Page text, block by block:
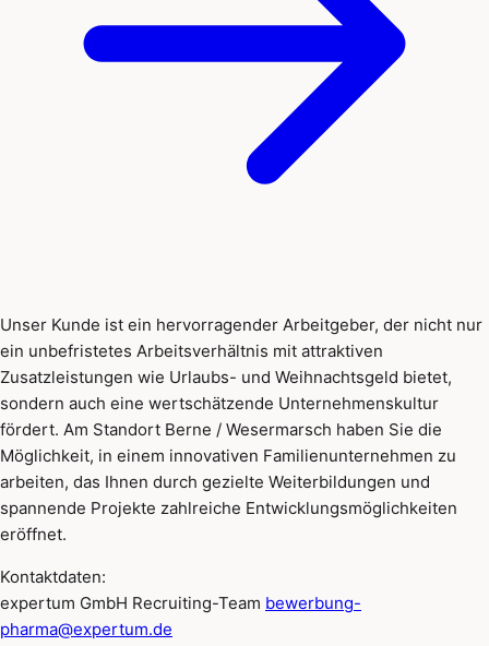
Unser Kunde ist ein hervorragender Arbeitgeber, der nicht nur
ein unbefristetes Arbeitsverhältnis mit attraktiven
Zusatzleistungen wie Urlaubs- und Weihnachtsgeld bietet,
sondern auch eine wertschätzende Unternehmenskultur
fördert. Am Standort Berne / Wesermarsch haben Sie die
Möglichkeit, in einem innovativen Familienunternehmen zu
arbeiten, das Ihnen durch gezielte Weiterbildungen und
spannende Projekte zahlreiche Entwicklungsmöglichkeiten
eröffnet.
Kontaktdaten:
expertum GmbH Recruiting-Team bewerbung-
pharma@expertum.de